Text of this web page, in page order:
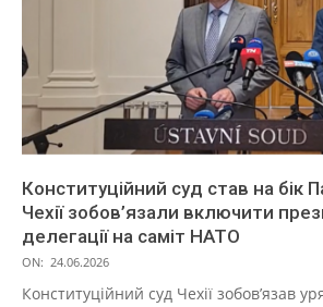
Конституційний суд став на бік
Чехії зобов’язали включити
делегації на саміт НАТО
ON: 24.06.2026
Конституційний суд Чехії зобов’язав